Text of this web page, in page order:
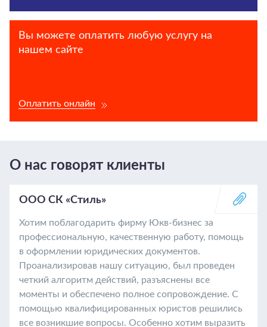
Вы можете оплатить любую услугу на
нашем сайте
Оплатить онлайн
О нас говорят клиенты
ООО СК «Стиль»
Хотим поблагодарить фирму Юкв-бизнес за
профессиональную, качественную работу, помощь
в оформлении юридических документов.
Проанализировав нашу ситуацию, был проведен
четкий алгоритм действий, разъяснены все
моменты и обеспечено полное сопровождение. С
помощью квалифицированных юристов решились
все возникшие вопросы. Особенно хотим выразить